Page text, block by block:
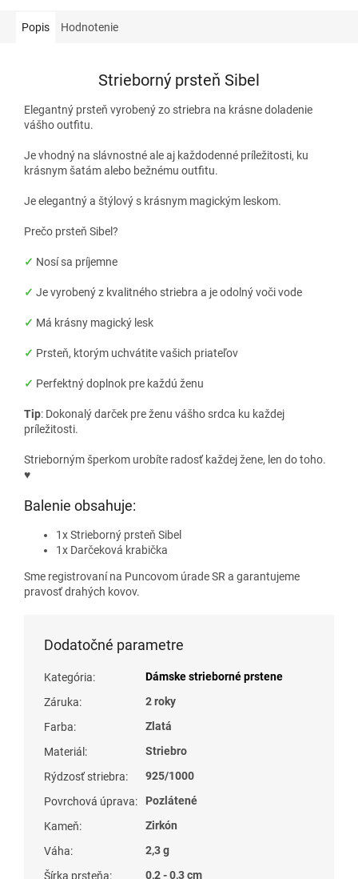
Popis Hodnotenie
Strieborný prsteň Sibel
Elegantný prsteň vyrobený zo striebra na krásne doladenie
vášho outfitu.
Je vhodný na slávnostné ale aj každodenné príležitosti, ku
krásnym šatám alebo bežnému outfitu.
Je elegantný a štýlový s krásnym magickým leskom.
Prečo prsteň Sibel?
✓ Nosí sa príjemne
✓ Je vyrobený z kvalitného striebra a je odolný voči vode
✓ Má krásny magický lesk
✓ Prsteň, ktorým uchvátite vašich priateľov
✓ Perfektný doplnok pre každú ženu
Tip: Dokonalý darček pre ženu vášho srdca ku každej
príležitosti.
Strieborným šperkom urobíte radosť každej žene, len do toho.
♥
Balenie obsahuje:
1x Strieborný prsteň Sibel
1x Darčeková krabička
Sme registrovaní na Puncovom úrade SR a garantujeme
pravosť drahých kovov.
Dodatočné parametre
Kategória:
Dámske strieborné prstene
Záruka:
2 roky
Farba:
Zlatá
Materiál :
Striebro
Rýdzosť striebra:
925/1000
Povrchová úprava:
Pozlátené
Kameň:
Zirkón
Váha:
2,3 g
Šírka prsteňa: 0,2 - 0,3 cm